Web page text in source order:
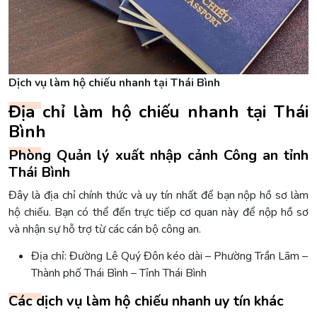
Dịch vụ làm hộ chiếu nhanh tại Thái Bình
Địa chỉ làm hộ chiếu nhanh tại Thái
Bình
Phòng Quản lý xuất nhập cảnh Công an tỉnh
Thái Bình
Đây là địa chỉ chính thức và uy tín nhất để bạn nộp hồ sơ làm
hộ chiếu. Bạn có thể đến trực tiếp cơ quan này để nộp hồ sơ
và nhận sự hỗ trợ từ các cán bộ công an.
Địa chỉ: Đường Lê Quý Đôn kéo dài – Phường Trần Lãm –
Thành phố Thái Bình – Tỉnh Thái Bình
Các dịch vụ làm hộ chiếu nhanh uy tín khác